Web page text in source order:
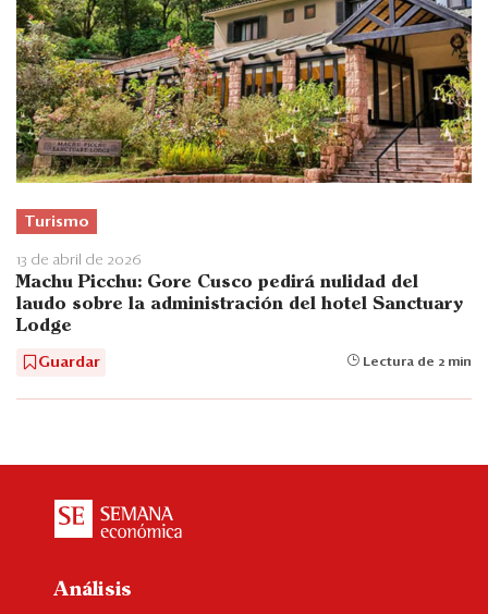
Turismo
13 de abril de 2026
Machu Picchu: Gore Cusco pedirá nulidad del
laudo sobre la administración del hotel Sanctuary
Lodge
Guardar Lectura de 2 min
Análisis